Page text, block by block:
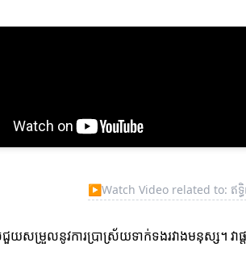
▶Watch Video related to: ឥទ្
ជួយសម្រួលនូវការប្រាស្រ័យទាក់ទងរវាងមនុស្ស។ វ